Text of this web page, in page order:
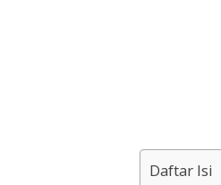
Daftar Isi